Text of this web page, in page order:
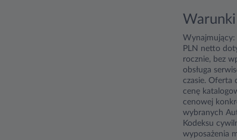
Wynajmujący:
PLN netto
rocznie, bez
obsługa
czasie. Oferta
cenę
cenowej
wybranych
Kodeksu
wyposażenia